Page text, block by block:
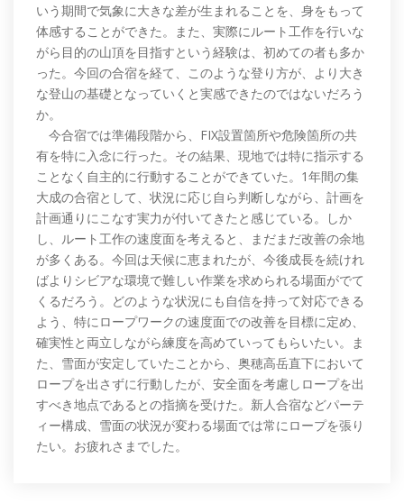
いう期間で気象に大きな差が生まれることを、身をもって
体感することができた。また、実際にルート工作を行いな
がら目的の山頂を目指すという経験は、初めての者も多か
った。今回の合宿を経て、このような登り方が、より大き
な登山の基礎となっていくと実感できたのではないだろう
か。
今合宿では準備段階から、FIX設置箇所や危険箇所の共
有を特に入念に行った。その結果、現地では特に指示する
ことなく自主的に行動することができていた。1年間の集
大成の合宿として、状況に応じ自ら判断しながら、計画を
計画通りにこなす実力が付いてきたと感じている。しか
し、ルート工作の速度面を考えると、まだまだ改善の余地
が多くある。今回は天候に恵まれたが、今後成長を続けれ
ばよりシビアな環境で難しい作業を求められる場面がでて
くるだろう。どのような状況にも自信を持って対応できる
よう、特にロープワークの速度面での改善を目標に定め、
確実性と両立しながら練度を高めていってもらいたい。ま
た、雪面が安定していたことから、奥穂高岳直下において
ロープを出さずに行動したが、安全面を考慮しロープを出
すべき地点であるとの指摘を受けた。新人合宿などパーテ
ィー構成、雪面の状況が変わる場面では常にロープを張り
たい。お疲れさまでした。